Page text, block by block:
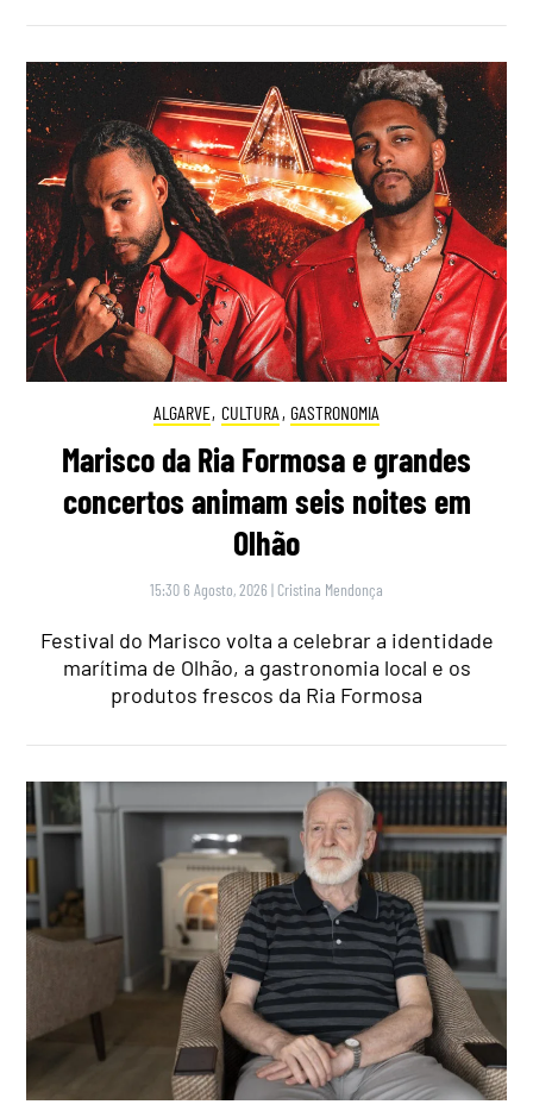
ALGARVE, CULTURA , GASTRONOMIA
Marisco da Ria Formosa e grandes
concertos animam seis noites em
Olhão
15:30 6 Agosto, 2026 | Cristina Mendonça
Festival do Marisco volta a celebrar a identidade
marítima de Olhão, a gastronomia local e os
produtos frescos da Ria Formosa